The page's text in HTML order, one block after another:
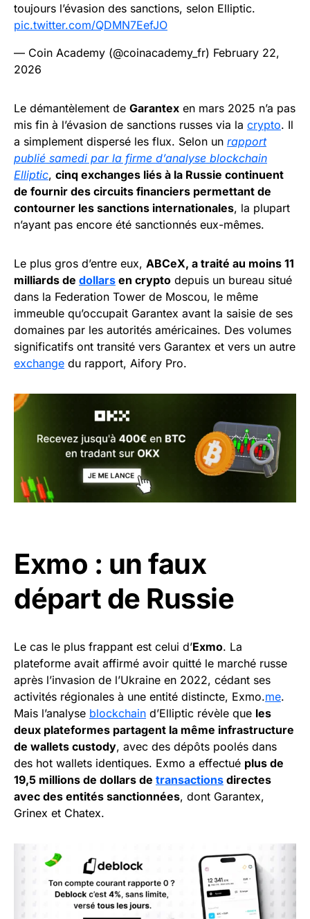
toujours l’évasion des sanctions, selon Elliptic.
pic.twitter.com/QDMN7EefJO
— Coin Academy (@coinacademy_fr) February 22,
2026
Le démantèlement de Garantex en mars 2025 n’a pas
mis fin à l’évasion de sanctions russes via la crypto. Il
a simplement dispersé les flux. Selon un rapport
publié samedi par la firme d’analyse blockchain
Elliptic, cinq exchanges liés à la Russie continuent
de fournir des circuits financiers permettant de
contourner les sanctions internationales, la plupart
n’ayant pas encore été sanctionnés eux-mêmes.
Le plus gros d’entre eux, ABCeX, a traité au moins 11
milliards de dollars en crypto depuis un bureau situé
dans la Federation Tower de Moscou, le même
immeuble qu’occupait Garantex avant la saisie de ses
domaines par les autorités américaines. Des volumes
significatifs ont transité vers Garantex et vers un autre
exchange du rapport, Aifory Pro.
Exmo : un faux
départ de Russie
Le cas le plus frappant est celui d’Exmo. La
plateforme avait affirmé avoir quitté le marché russe
après l’invasion de l’Ukraine en 2022, cédant ses
activités régionales à une entité distincte, Exmo.me.
Mais l’analyse blockchain d’Elliptic révèle que les
deux plateformes partagent la même infrastructure
de wallets custody, avec des dépôts poolés dans
des hot wallets identiques. Exmo a effectué plus de
19,5 millions de dollars de transactions directes
avec des entités sanctionnées, dont Garantex,
Grinex et Chatex.